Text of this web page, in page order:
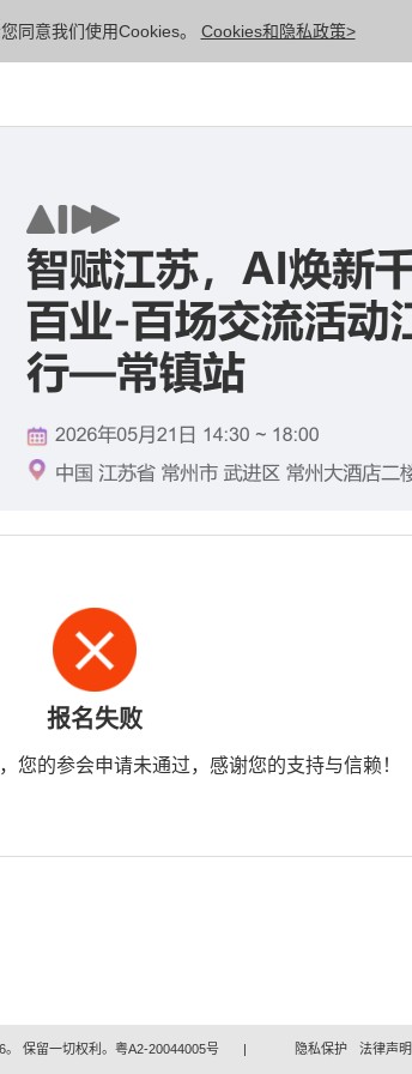
同意我们使用Cookies。 Cookies和隐私政策>
报名失败
您的参会申请未通过，感谢您的支持与信赖！
保留一切权利。粤A2-20044005号 | 隐私保护 法律声明